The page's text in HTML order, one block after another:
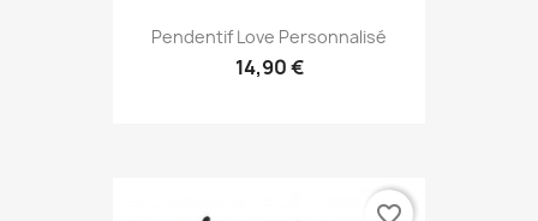
Pendentif Love Personnalisé
14,90 €
favorite_border